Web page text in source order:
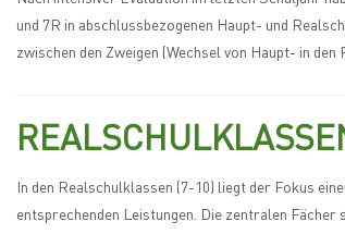
und 7R in abschlussbezogenen Haupt- und
zwischen den Zweigen (Wechsel von Haupt- in
In den Realschulklassen (7-10) liegt der Fokus
entsprechenden Leistungen. Die zentralen